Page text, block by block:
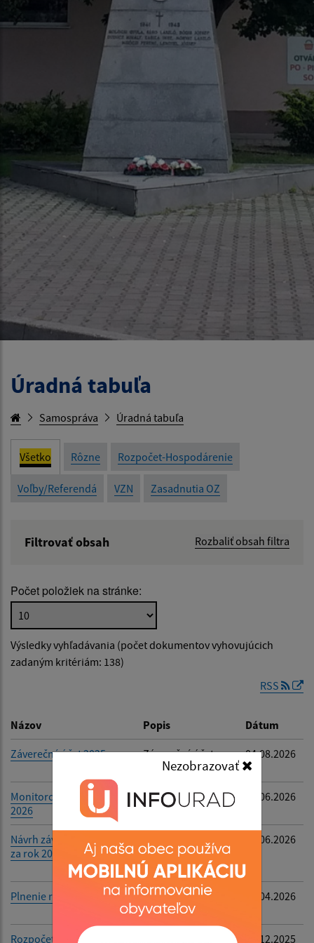
Nezobrazovať
Úradná tabuľa
Samospráva Úradná tabuľa
Všetko Rôzne Rozpočet-Hospodárenie
Voľby/Referendá VZN Zasadnutia OZ
Filtrovať obsah Rozbaliť obsah filtra
Popis:
Dátum zverejnenia od:
Reset
Počet položiek na stránke:
Výsledky vyhľadávania (počet dokumentov vyhovujúcich
zadaným kritériám: 138)
RSS
Názov Popis Dátum
Záverečný účet 2025
Záverečný účet
2025
04.08.2026
Monitorovacia správa
2026
- 10.06.2026
Návrh záverečného účtu
za rok 2025
záverečného účtu
za rok 2025
03.06.2026
Plnenie rozpočtu 2025
Plnenie rozpočtu
2025
02.04.2026
Rozpočet 2026 02.12.2025